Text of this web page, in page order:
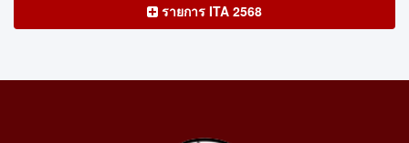
รายการ ITA 2568